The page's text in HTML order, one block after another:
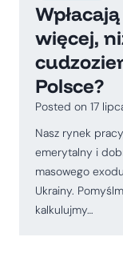
więcej,
Polsce?
Posted on 17
Nasz rynek
emerytalny i
masowego
Ukrainy.
kalkulujmy…